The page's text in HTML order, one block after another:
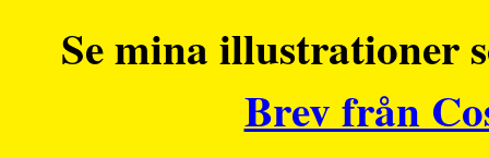
Se mina illustrationer
Brev från